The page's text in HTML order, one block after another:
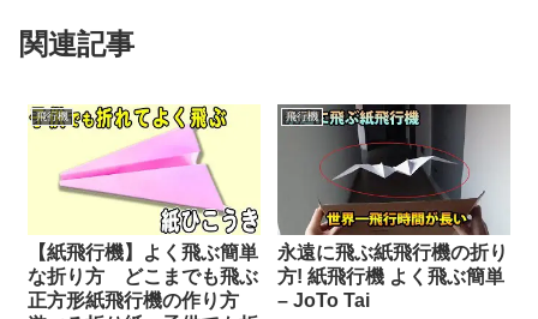
関連記事
飛行機
【紙飛行機】よく飛ぶ簡単
な折り方 どこまでも飛ぶ
正方形紙飛行機の作り方
飛行機
永遠に飛ぶ紙飛行機の折り
方! 紙飛行機 よく飛ぶ簡単
– JoTo Tai